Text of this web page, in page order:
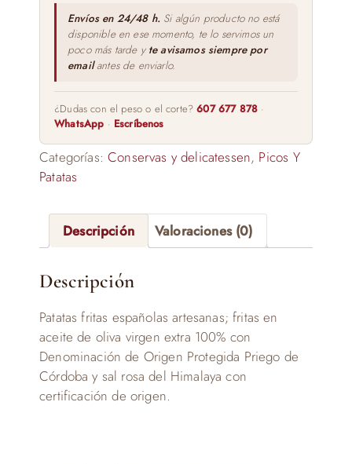
Envíos en 24/48 h. Si algún producto no está
disponible en ese momento, te lo servimos un
poco más tarde y te avisamos siempre por
emailantes de enviarlo.
¿Dudas con el peso o el corte?607 677 878 ·
WhatsApp · Escríbenos
Categorías:Conservas y delicatessen, Picos Y
Patatas
Descripción Valoraciones (0)
Descripción
Patatas fritas españolas artesanas; fritas en
aceite de oliva virgen extra 100% con
Denominación de Origen Protegida Priego de
Córdoba y sal rosa del Himalaya con
certificación de origen.